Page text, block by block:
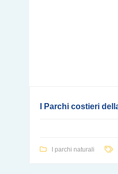
I Parchi costieri
I parchi naturali